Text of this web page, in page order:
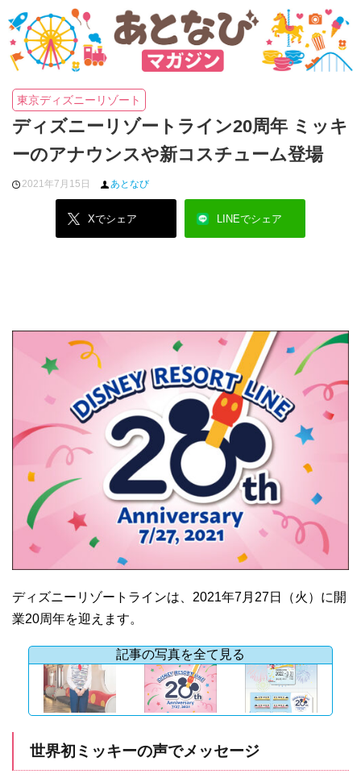
東京ディズニーリゾート
ディズニーリゾートライン20周年 ミッキ
ーのアナウンスや新コスチューム登場
2021年7月15日 あとなび
Xでシェア LINEでシェア
ディズニーリゾートラインは、2021年7月27日（火）に開
業20周年を迎えます。
記事の写真を全て見る
世界初ミッキーの声でメッセージ